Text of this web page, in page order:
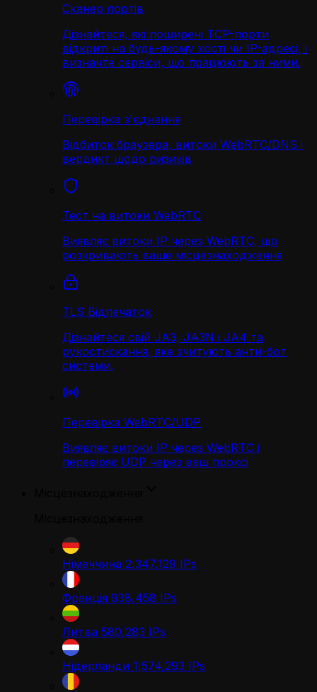
Сканер портів
Дізнайтеся, які поширені TCP-порти
відкриті на будь-якому хості чи IP-адресі, і
визначте сервіси, що працюють за ними.
Перевірка з'єднання
Відбиток браузера, витоки WebRTC/DNS і
вердикт щодо ризиків
Тест на витоки WebRTC
Виявляє витоки IP через WebRTC, що
розкривають ваше місцезнаходження
TLS Відпечаток
Дізнайтеся свій JA3, JA3N і JA4 та
рукостискання, яке зчитують анти-бот
системи.
Перевірка WebRTC/UDP
Виявляє витоки IP через WebRTC і
перевіряє UDP через ваш проксі
Німеччина 2,347,129 IPs
Франція 938,458 IPs
Литва 580,283 IPs
Нідерланди 1,574,293 IPs